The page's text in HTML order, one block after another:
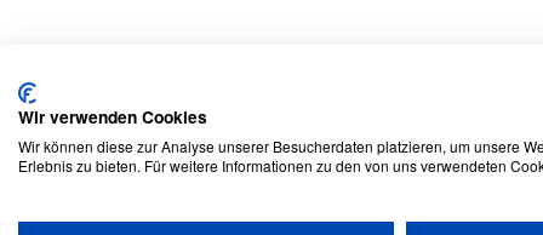
Wir verwenden Cookies
Wir können diese zur Analyse unserer Besucherdaten platzieren, um unsere
Erlebnis zu bieten. Für weitere Informationen zu den von uns verwendeten